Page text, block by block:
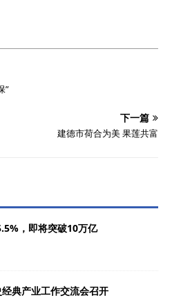
”
下一篇
建德市荷合为美 果莲共富
，即将突破10万亿
典产业工作交流会召开